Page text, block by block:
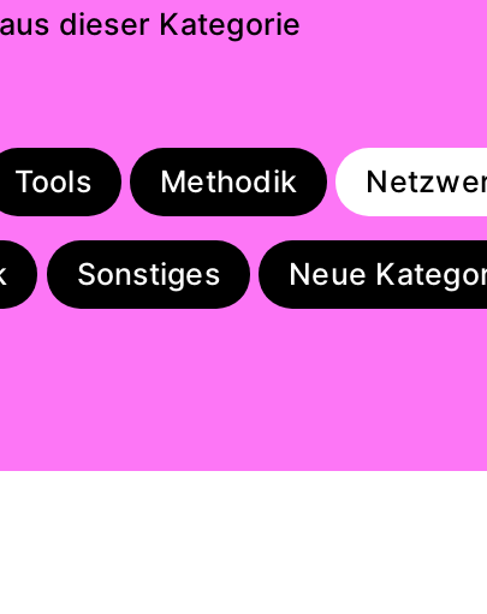
dieser Kategorie
Tools Methodik
Sonstiges Neue